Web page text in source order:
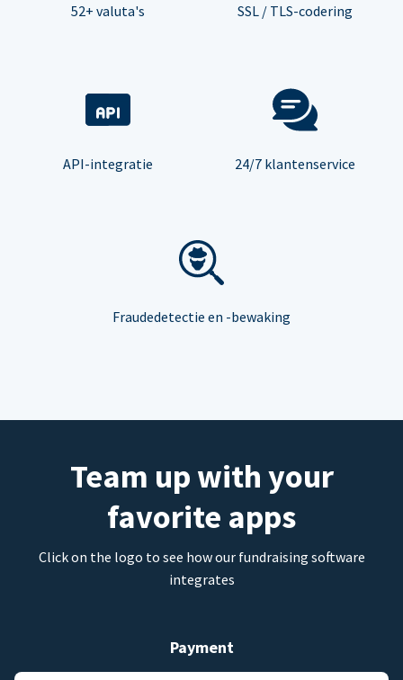
52+ valuta's SSL / TLS-codering
API-integratie 24/7 klantenservice
Fraudedetectie en -bewaking
Team up with your
favorite apps
Click on the logo to see how our fundraising software
integrates
Payment